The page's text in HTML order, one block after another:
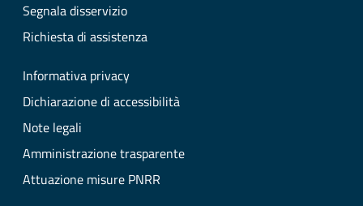
Segnala disservizio
Richiesta di assistenza
Informativa privacy
Dichiarazione di accessibilità
Note legali
Amministrazione trasparente
Attuazione misure PNRR